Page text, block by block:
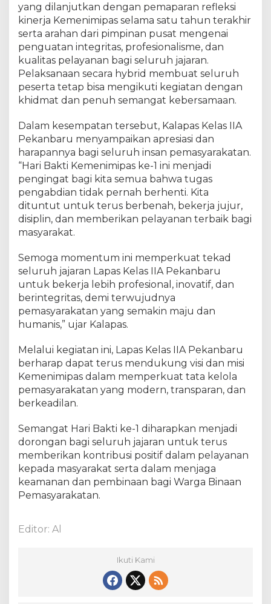
e
n
i
m
i
p
a
s
k
-
1
T
a
h
u
2
0
yang dilanjutkan dengan pemaparan refleksi
kinerja Kemenimipas selama satu tahun terakhir
serta arahan dari pimpinan pusat mengenai
penguatan integritas, profesionalisme, dan
kualitas pelayanan bagi seluruh jajaran.
Pelaksanaan secara hybrid membuat seluruh
peserta tetap bisa mengikuti kegiatan dengan
khidmat dan penuh semangat kebersamaan.
Dalam kesempatan tersebut, Kalapas Kelas IIA
Pekanbaru menyampaikan apresiasi dan
harapannya bagi seluruh insan pemasyarakatan.
“Hari Bakti Kemenimipas ke-1 ini menjadi
pengingat bagi kita semua bahwa tugas
pengabdian tidak pernah berhenti. Kita
dituntut untuk terus berbenah, bekerja jujur,
disiplin, dan memberikan pelayanan terbaik bagi
masyarakat.
Semoga momentum ini memperkuat tekad
seluruh jajaran Lapas Kelas IIA Pekanbaru
untuk bekerja lebih profesional, inovatif, dan
berintegritas, demi terwujudnya
pemasyarakatan yang semakin maju dan
humanis,” ujar Kalapas.
Melalui kegiatan ini, Lapas Kelas IIA Pekanbaru
berharap dapat terus mendukung visi dan misi
Kemenimipas dalam memperkuat tata kelola
pemasyarakatan yang modern, transparan, dan
berkeadilan.
Semangat Hari Bakti ke-1 diharapkan menjadi
dorongan bagi seluruh jajaran untuk terus
memberikan kontribusi positif dalam pelayanan
kepada masyarakat serta dalam menjaga
keamanan dan pembinaan bagi Warga Binaan
Pemasyarakatan.
Editor: Al
Ikuti Kami